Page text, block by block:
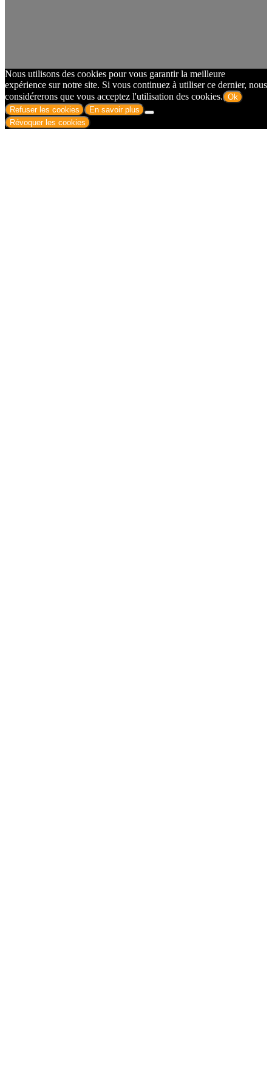
Nous utilisons des cookies pour vous garantir la meilleure
expérience sur notre site. Si vous continuez à utiliser ce dernier, nous
considérerons que vous acceptez l'utilisation des cookies. Ok
Refuser les cookies
En savoir plus
Révoquer les cookies